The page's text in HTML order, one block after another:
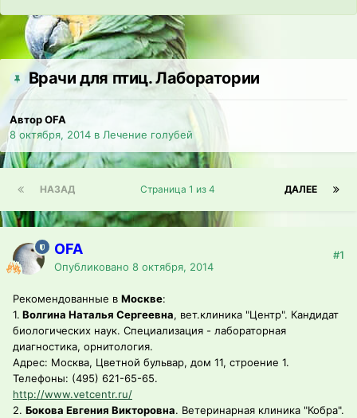
Врачи для птиц. Лаборатории
Автор OFA
8 октября, 2014 в Лечение голубей
НАЗАД ДАЛЕЕ
Страница 1 из 4
OFA
Опубликовано 8 октября, 2014
#1
Рекомендованные в Москве:
1. Волгина Наталья Сергеевна, вет.клиника "Центр". Кандидат
биологических наук. Специализация - лабораторная
диагностика, орнитология.
Адрес: Москва, Цветной бульвар, дом 11, строение 1.
Телефоны: (495) 621-65-65.
http://www.vetcentr.ru/
2. Бокова Евгения Викторовна. Ветеринарная клиника "Кобра".